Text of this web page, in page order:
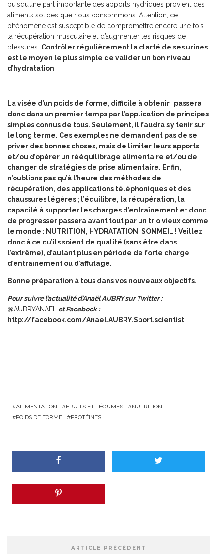
puisqu’une part importante des apports hydriques provient des
aliments solides que nous consommons. Attention, ce
phénomène est susceptible de compromettre encore une fois
la récupération musculaire et d’augmenter les risques de
blessures. Contrôler régulièrement la clarté de ses urines
est le moyen le plus simple de valider un bon niveau
d’hydratation
La visée d’un poids de forme, difficile à obtenir, passera
donc dans un premier temps par l’application de principes
simples connus de tous. Seulement, il faudra s’y tenir sur
le long terme. Ces exemples ne demandent pas de se
priver des bonnes choses, mais de limiter leurs apports
et/ou d’opérer un rééquilibrage alimentaire et/ou de
changer de stratégies de prise alimentaire. Enfin,
n’oublions pas qu’à l’heure des méthodes de
récupération, des applications téléphoniques et des
chaussures légères ; l’équilibre, la récupération, la
capacité à supporter les charges d’entraînement et donc
de progresser passera avant tout par un trio vieux comme
le monde : NUTRITION, HYDRATATION, SOMMEIL ! Veillez
donc à ce qu’ils soient de qualité (sans être dans
l’extrême), d’autant plus en période de forte charge
d’entraînement ou d’affûtage.
Bonne préparation à tous dans vos nouveaux objectifs.
Pour suivre l’actualité d’Anaël AUBRY sur Twitter :
@AUBRYANAEL
et Facebook :
http://facebook.com/Anael.AUBRY.Sport.scientist
ALIMENTATION FRUITS ET LÉGUMES
NUTRITION
POIDS DE FORME
PROTÉINES
ARTICLE PRÉCÉDENT